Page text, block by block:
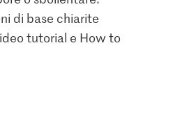
di base chiarite
tutorial e How to